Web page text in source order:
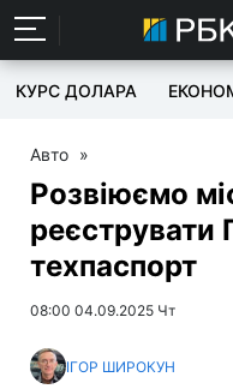
КУРС ДОЛАРА
Авто »
Розвіюємо
реєструвати
техпаспорт
08:00 04.09.2025 Чт
ІГОР ШИРОКУН